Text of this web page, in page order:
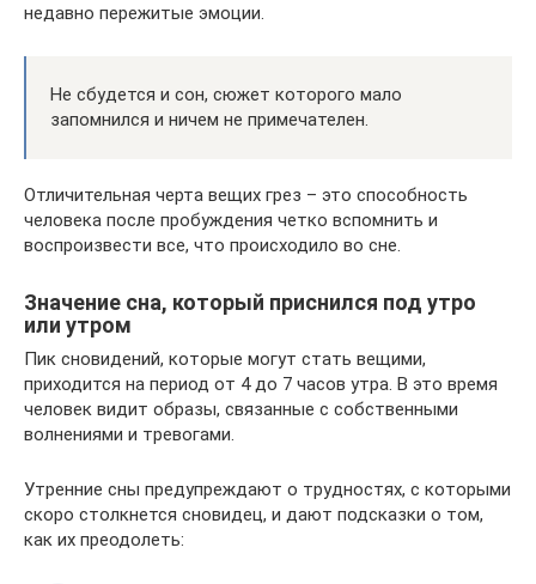
недавно пережитые эмоции.
Не сбудется и сон, сюжет которого мало
запомнился и ничем не примечателен.
Отличительная черта вещих грез – это способность
человека после пробуждения четко вспомнить и
воспроизвести все, что происходило во сне.
Значение сна, который приснился под утро
или утром
Пик сновидений, которые могут стать вещими,
приходится на период от 4 до 7 часов утра. В это время
человек видит образы, связанные с собственными
волнениями и тревогами.
Утренние сны предупреждают о трудностях, с которыми
скоро столкнется сновидец, и дают подсказки о том,
как их преодолеть: